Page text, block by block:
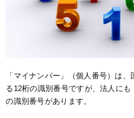
「マイナンバー」（個人番号）は
る12桁の識別番号ですが、法人に
の識別番号があります。